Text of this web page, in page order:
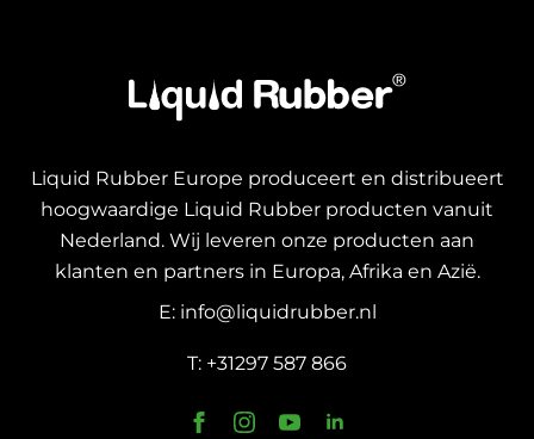
Liquid Rubber Europe produceert en distribueert
hoogwaardige Liquid Rubber producten vanuit
Nederland. Wij leveren onze producten aan
klanten en partners in Europa, Afrika en Azië.
E: info@liquidrubber.nl
T: +31297 587 866